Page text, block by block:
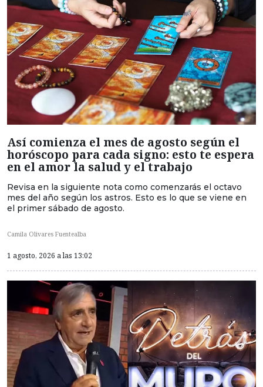
Así comienza el mes de agosto según el
horóscopo para cada signo: esto te espera
en el amor la salud y el trabajo
Revisa en la siguiente nota como comenzarás el octavo
mes del año según los astros. Esto es lo que se viene en
el primer sábado de agosto.
Camila Olivares Fuentealba
1 agosto, 2026 a las 13:02